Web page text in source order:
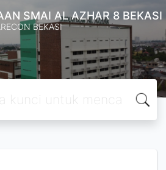
SMAI AL AZHAR 8 BEKASI
BEKASI